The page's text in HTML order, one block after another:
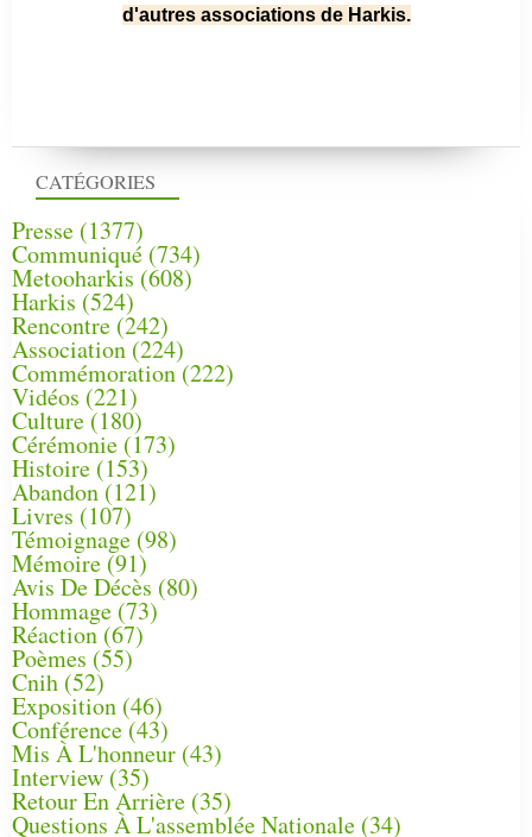
CATÉGORIES
Presse (1377)
Communiqué (734)
Metooharkis (608)
Harkis (524)
Rencontre (242)
Association (224)
Commémoration(222)
Vidéos (221)
Culture(180)
Cérémonie (173)
Histoire (153)
Abandon(121)
Livres (107)
Témoignage (98)
Mémoire (91)
Avis De Décès (80)
Hommage (73)
Réaction(67)
Poèmes (55)
Cnih (52)
Exposition (46)
Conférence(43)
Mis À L'honneur (43)
Interview (35)
Retour En Arrière (35)
Questions À L'assemblée Nationale (34)
d'autres associations de Harkis.